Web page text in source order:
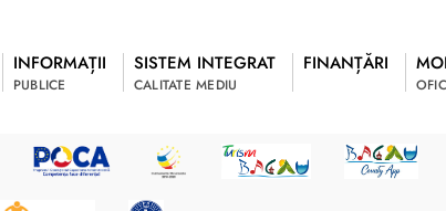
INFORMAȚII
PUBLICE
SISTEM INTEGRAT
CALITATE MEDIU
FINANȚĂRI